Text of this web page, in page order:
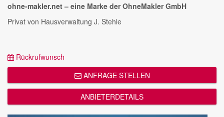
ohne-makler.net – eine Marke der OhneMakler GmbH
Privat von Hausverwaltung J. Stehle
Rückrufwunsch
ANFRAGE STELLEN
ANBIETERDETAILS